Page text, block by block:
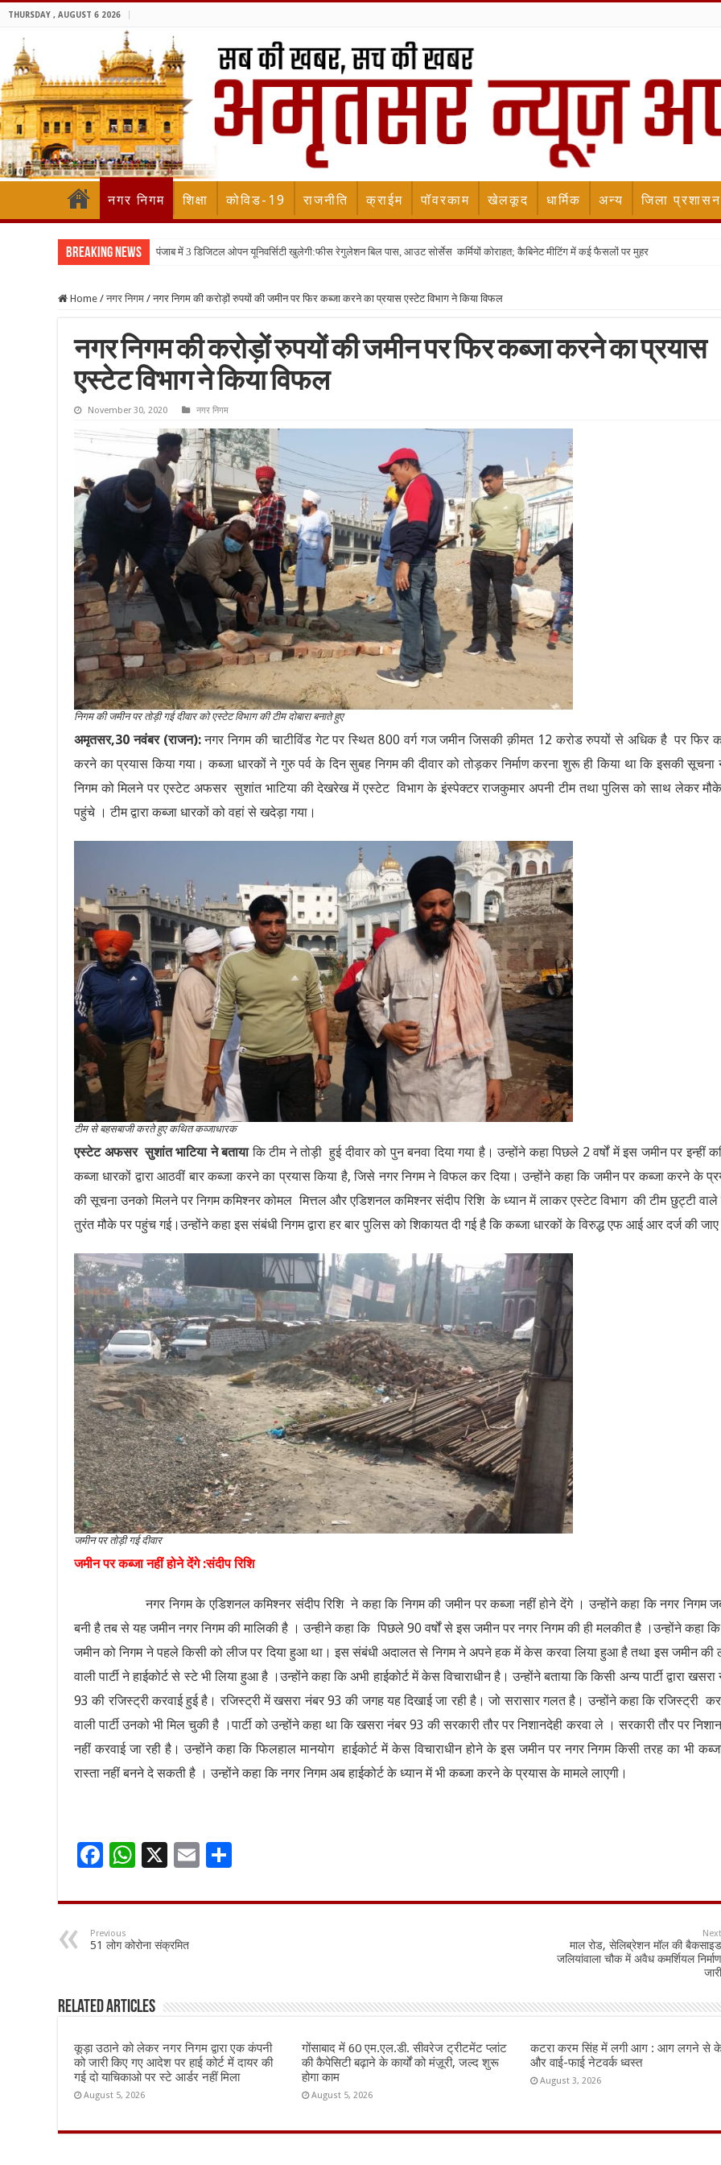
THURSDAY , AUGUST 6 2026
नगर निगम शिक्षा कोविड-19 राजनीति क्राईम पॉवरकाम खेलकूद धार्मिक अन्य जिला प्रशासन
Breaking News पंजाब में 3 डिजिटल ओपन यूनिवर्सिटी खुलेगी:फीस रेगुलेशन बिल पास, आउट सोर्सेस कर्मियों कोराहत; कैबिनेट मीटिंग में कई फैसलों पर मुहर
Home / नगर निगम / नगर निगम की करोड़ों रुपयों की जमीन पर फिर कब्जा करने का प्रयास एस्टेट विभाग ने किया विफल
नगर निगम की करोड़ों रुपयों की जमीन पर फिर कब्जा करने का प्रयास
एस्टेट विभाग ने किया विफल
November 30, 2020 नगर निगम
निगम की जमीन पर तोड़ी गई दीवार को एस्टेट विभाग की टीम दोबारा बनाते हुए
अमृतसर,30 नवंबर (राजन):नगर निगम की चाटीविंड गेट पर स्थित 800 वर्ग गज जमीन जिसकी क़ीमत 12 करोड रुपयों से अधिक है पर फिर
करने का प्रयास किया गया। कब्जा धारकों ने गुरु पर्व के दिन सुबह निगम की दीवार को तोड़कर निर्माण करना शुरू ही किया था कि इसकी सूचना
निगम को मिलने पर एस्टेट अफसर सुशांत भाटिया की देखरेख में एस्टेट विभाग के इंस्पेक्टर राजकुमार अपनी टीम तथा पुलिस को साथ लेकर
पहुंचे । टीम द्वारा कब्जा धारकों को वहां से खदेड़ा गया।
टीम से बहसबाजी करते हुए कथित कव्जाधारक
एस्टेट अफसर सुशांत भाटिया ने बतायाकि टीम ने तोड़ी हुई दीवार को पुन बनवा दिया गया है। उन्होंने कहा पिछले 2 वर्षों में इस जमीन पर इन्हीं
कब्जा धारकों द्वारा आठवीं बार कब्जा करने का प्रयास किया है, जिसे नगर निगम ने विफल कर दिया। उन्होंने कहा कि जमीन पर कब्जा करने के
की सूचना उनको मिलने पर निगम कमिश्नर कोमल मित्तल और एडिशनल कमिश्नर संदीप रिशि के ध्यान में लाकर एस्टेट विभाग की टीम छुट्टी वाले
तुरंत मौके पर पहुंच गई।उन्होंने कहा इस संबंधी निगम द्वारा हर बार पुलिस को शिकायत दी गई है कि कब्जा धारकों के विरुद्ध एफ आई आर दर्ज की
जमीन पर तोड़ी गई दीवार
जमीन पर कब्जा नहीं होने देंगे :संदीप रिशि
नगर निगम के एडिशनल कमिश्नर संदीप रिशि ने कहा कि निगम की जमीन पर कब्जा नहीं होने देंगे । उन्होंने कहा कि नगर निगम
बनी है तब से यह जमीन नगर निगम की मालिकी है । उन्हीने कहा कि पिछले 90 वर्षों से इस जमीन पर नगर निगम की ही मलकीत है ।उन्होंने कहा
जमीन को निगम ने पहले किसी को लीज पर दिया हुआ था। इस संबंधी अदालत से निगम ने अपने हक में केस करवा लिया हुआ है तथा इस जमीन की
वाली पार्टी ने हाईकोर्ट से स्टे भी लिया हुआ है ।उन्होंने कहा कि अभी हाईकोर्ट में केस विचाराधीन है। उन्होंने बताया कि किसी अन्य पार्टी द्वारा खसरा
93 की रजिस्ट्री करवाई हुई है। रजिस्ट्री में खसरा नंबर 93 की जगह यह दिखाई जा रही है। जो सरासार गलत है। उन्होंने कहा कि रजिस्ट्री
वाली पार्टी उनको भी मिल चुकी है ।पार्टी को उन्होंने कहा था कि खसरा नंबर 93 की सरकारी तौर पर निशानदेही करवा ले । सरकारी तौर पर
नहीं करवाई जा रही है। उन्होंने कहा कि फिलहाल मानयोग हाईकोर्ट में केस विचाराधीन होने के इस जमीन पर नगर निगम किसी तरह का भी
रास्ता नहीं बनने दे सकती है । उन्होंने कहा कि नगर निगम अब हाईकोर्ट के ध्यान में भी कब्जा करने के प्रयास के मामले लाएगी।
F
e
b
o
k
W
at
sA
p
X
E
ai ar
Previous
51 लोग कोरोना संक्रमित
Next
माल रोड, सेलिब्रेशन मॉल की बैकसाइड
जलियांवाला चौक में अवैध कमर्शियल निर्माण
जारी
Related Articles
कूड़ा उठाने को लेकर नगर निगम द्वारा एक कंपनी
को जारी किए गए आदेश पर हाई कोर्ट में दायर की
गई दो याचिकाओ पर स्टे आर्डर नहीं मिला
August 5, 2026
गोंसाबाद में 60 एम.एल.डी. सीवरेज ट्रीटमेंट प्लांट
की कैपेसिटी बढ़ाने के कार्यों को मंज़ूरी, जल्द शुरू
होगा काम
August 5, 2026
कटरा करम सिंह में लगी आग : आग लगने से
और वाई-फाई नेटवर्क ध्वस्त
August 3, 2026